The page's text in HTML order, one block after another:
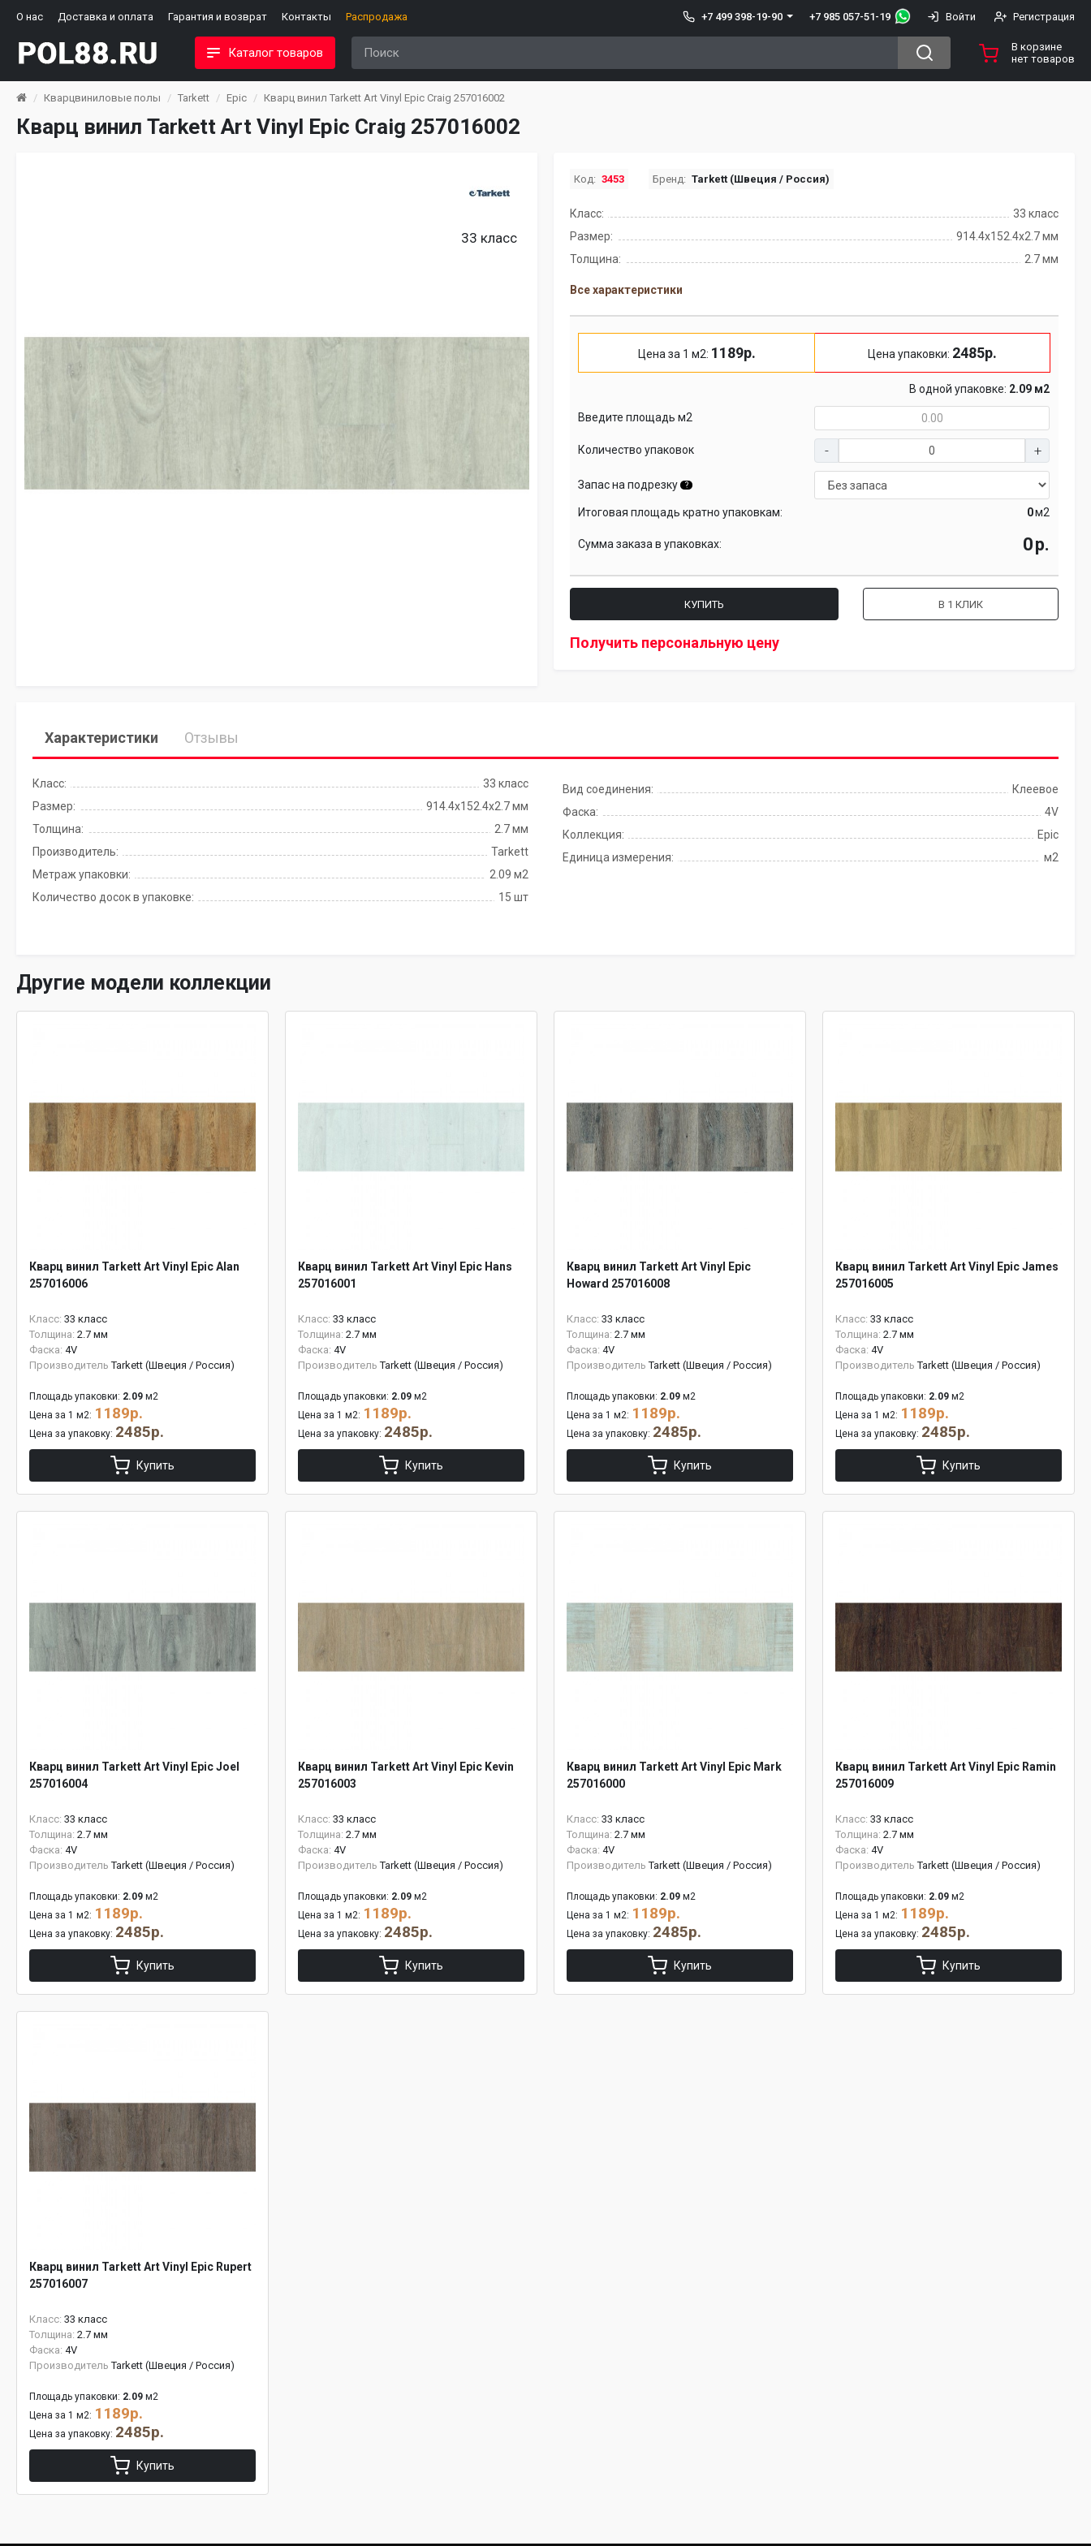
О нас Доставка и оплата Гарантия и возврат Контакты Распродажа +7 499 398-19-90 +7 985 057-51-19 Войти Регистрация
Каталог товаров
В корзине
нет товаров
Кварцвиниловые полы Tarkett Epic Кварц винил Tarkett Art Vinyl Epic Craig 257016002
Кварц винил Tarkett Art Vinyl Epic Craig 257016002
33 класс
Код: 3453 Бренд: Tarkett (Швеция / Россия)
Класс:
33 класс
Размер:
914.4x152.4х2.7 мм
Толщина:
2.7 мм
Все характеристики
Цена за 1 м2: 1189р. Цена упаковки: 2485р.
В одной упаковке: 2.09 м2
Введите площадь м2
Количество упаковок
Запас на подрезку ?
Итоговая площадь кратно упаковкам: м2
Сумма заказа в упаковках: р.
КУПИТЬ В 1 КЛИК
Получить персональную цену
Характеристики Отзывы
Класс:
33 класс
Размер:
914.4x152.4х2.7 мм
Толщина:
2.7 мм
Производитель:
Tarkett
Метраж упаковки:
2.09 м2
Количество досок в упаковке:
15 шт
Вид соединения:
Клеевое
Фаска:
4V
Коллекция:
Epic
Единица измерения:
м2
Другие модели коллекции
Кварц винил Tarkett Art Vinyl Epic Alan
257016006
Класс: 33 класс
Толщина: 2.7 мм
Фаска: 4V
Производитель Tarkett (Швеция / Россия)
Площадь упаковки: 2.09 м2
Цена за 1 м2: 1189р.
Цена за упаковку: 2485р.
Купить
Кварц винил Tarkett Art Vinyl Epic Hans
257016001
Класс: 33 класс
Толщина: 2.7 мм
Фаска: 4V
Производитель Tarkett (Швеция / Россия)
Площадь упаковки: 2.09 м2
Цена за 1 м2: 1189р.
Цена за упаковку: 2485р.
Купить
Кварц винил Tarkett Art Vinyl Epic
Howard 257016008
Класс: 33 класс
Толщина: 2.7 мм
Фаска: 4V
Производитель Tarkett (Швеция / Россия)
Площадь упаковки: 2.09 м2
Цена за 1 м2: 1189р.
Цена за упаковку: 2485р.
Купить
Кварц винил Tarkett Art Vinyl Epic James
257016005
Класс: 33 класс
Толщина: 2.7 мм
Фаска: 4V
Производитель Tarkett (Швеция / Россия)
Площадь упаковки: 2.09 м2
Цена за 1 м2: 1189р.
Цена за упаковку: 2485р.
Купить
Кварц винил Tarkett Art Vinyl Epic Joel
257016004
Класс: 33 класс
Толщина: 2.7 мм
Фаска: 4V
Производитель Tarkett (Швеция / Россия)
Площадь упаковки: 2.09 м2
Цена за 1 м2: 1189р.
Цена за упаковку: 2485р.
Купить
Кварц винил Tarkett Art Vinyl Epic Kevin
257016003
Класс: 33 класс
Толщина: 2.7 мм
Фаска: 4V
Производитель Tarkett (Швеция / Россия)
Площадь упаковки: 2.09 м2
Цена за 1 м2: 1189р.
Цена за упаковку: 2485р.
Купить
Кварц винил Tarkett Art Vinyl Epic Mark
257016000
Класс: 33 класс
Толщина: 2.7 мм
Фаска: 4V
Производитель Tarkett (Швеция / Россия)
Площадь упаковки: 2.09 м2
Цена за 1 м2: 1189р.
Цена за упаковку: 2485р.
Купить
Кварц винил Tarkett Art Vinyl Epic Ramin
257016009
Класс: 33 класс
Толщина: 2.7 мм
Фаска: 4V
Производитель Tarkett (Швеция / Россия)
Площадь упаковки: 2.09 м2
Цена за 1 м2: 1189р.
Цена за упаковку: 2485р.
Купить
Кварц винил Tarkett Art Vinyl Epic Rupert
257016007
Класс: 33 класс
Толщина: 2.7 мм
Фаска: 4V
Производитель Tarkett (Швеция / Россия)
Площадь упаковки: 2.09 м2
Цена за 1 м2: 1189р.
Цена за упаковку: 2485р.
Купить